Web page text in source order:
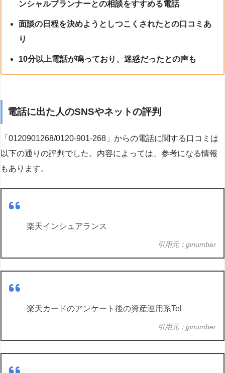
ンシャルプランナーとの相談をすすめる電話
面談の日程を決めようとしつこくされたとの口コミあ
り
10分以上電話が鳴っており、迷惑だったとの声も
電話に出た人のSNSやネットの評判
「0120901268/0120-901-268」からの電話に関する口コミは
以下の通りの評判でした。内容によっては、参考になる情報
もあります。
楽天インシュアランス
引用元：jpnumber
楽天カードのアンケート後の資産運用系Tel
引用元：jpnumber